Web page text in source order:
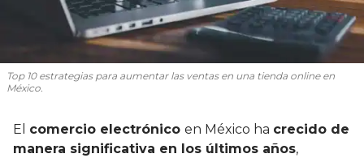
Top 10 estrategias para aumentar las ventas en una tienda online en
México.
El comercio electrónico en México ha crecido de
manera significativa en los últimos años,